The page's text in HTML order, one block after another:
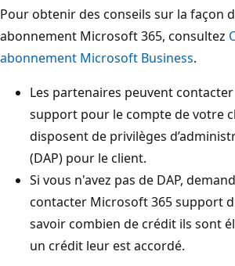
Pour obtenir des conseils sur la façon
abonnement Microsoft 365, consultez
abonnement Microsoft Business.
Les partenaires peuvent
support pour le compte de votre
disposent de privilèges
(DAP) pour le client.
Si vous n'avez pas de DAP,
contacter Microsoft 365 support
savoir combien de crédit ils sont
un crédit leur est accordé.